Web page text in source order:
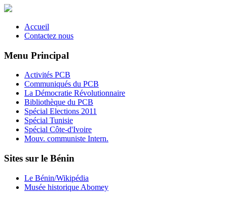
Accueil
Contactez nous
Menu Principal
Activités PCB
Communiqués du PCB
La Démocratie Révolutionnaire
Bibliothèque du PCB
Spécial Elections 2011
Spécial Tunisie
Spécial Côte-d'Ivoire
Mouv. communiste Intern.
Sites sur le Bénin
Le Bénin/Wikipédia
Musée historique Abomey